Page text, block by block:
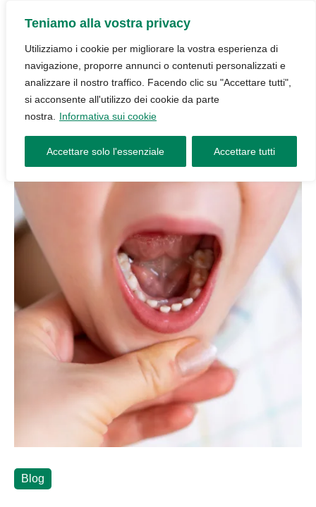
Teniamo alla vostra privacy
Utilizziamo i cookie per migliorare la vostra esperienza di
navigazione, proporre annunci o contenuti personalizzati e
analizzare il nostro traffico. Facendo clic su "Accettare tutti",
si acconsente all'utilizzo dei cookie da parte
nostra.
Informativa sui cookie
Accettare solo l'essenziale Accettare tutti
Blog